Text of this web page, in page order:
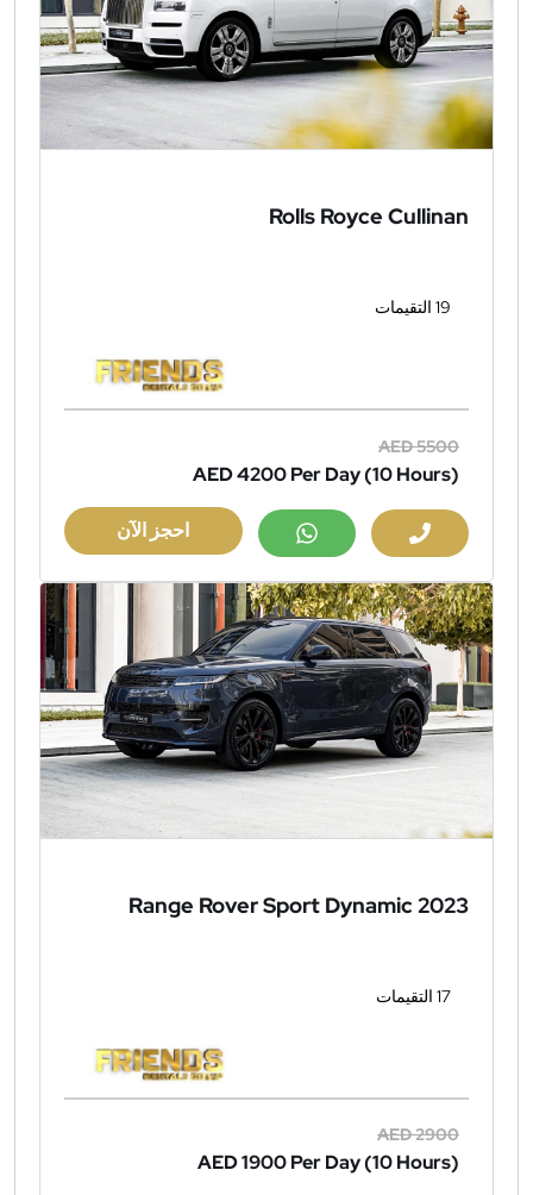
Rolls Royce Cullinan
19 التقيمات
AED 5500
AED 4200Per Day (10 Hours)
احجز الآن
Range Rover Sport Dynamic 2023
17 التقيمات
AED 2900
AED 1900Per Day (10 Hours)